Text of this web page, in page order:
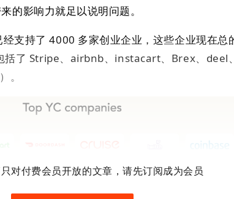
的影响力就足以说明问题。
支持了 4000 多家创业企业，这些企业现在总
括了 Stripe、airbnb、instacart、Brex、deel
。
对付费会员开放的文章，请先订阅成为会员